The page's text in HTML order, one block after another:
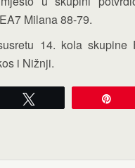
Milana 88-79.
14. kola
i Nižnji.